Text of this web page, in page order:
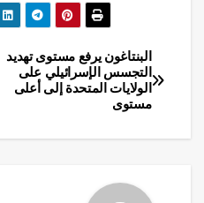
تصفّح
المقالات
البنتاغون يرفع مستوى تهديد
التجسس الإسرائيلي على
الولايات المتحدة إلى أعلى
مستوى